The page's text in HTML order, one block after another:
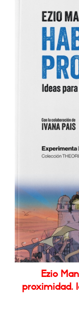
Ezio
proximidad.